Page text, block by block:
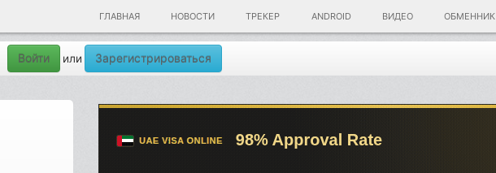
ГЛАВНАЯ НОВОСТИ ТРЕКЕР ANDROID ВИДЕО ОБМЕННИК
Войти или Зарегистрироваться